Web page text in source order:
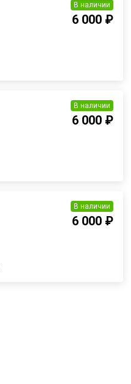
В наличии
6 000 ₽
В наличии
6 000 ₽
В наличии
6 000 ₽